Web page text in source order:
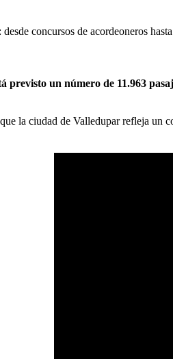
concursos de acordeoneros
previsto un número de 11.963
la ciudad de Valledupar refleja un